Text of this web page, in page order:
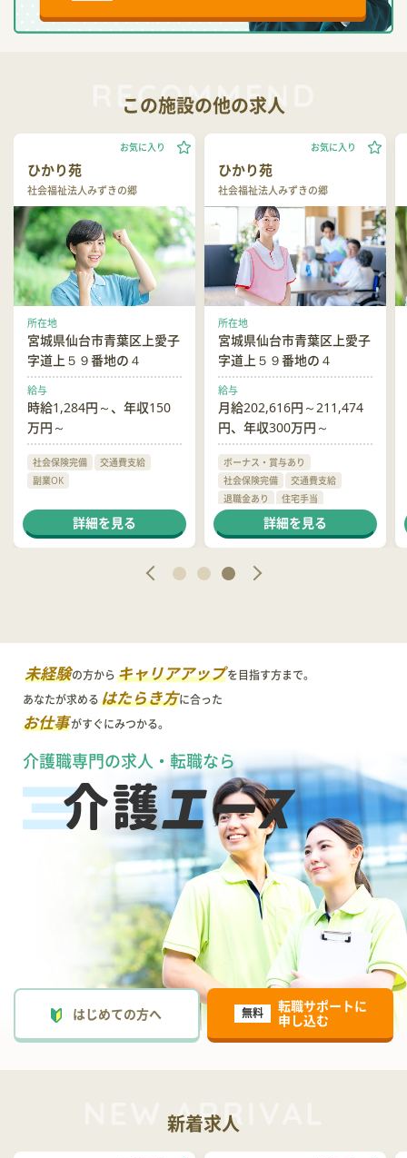
この施設の他の求人
ひかり苑
社会福祉法人みずきの郷
お気に入り
所在地
宮城県仙台市青葉区上愛子
字道上５９番地の４
給与
時給1,284円～、年収150
万円～
社会保険完備
交通費支給
副業OK
詳細を見る
ひかり苑
社会福祉法人みずきの郷
お気に入り
所在地
宮城県仙台市青葉区上愛子
字道上５９番地の４
給与
月給202,616円～211,474
円、年収300万円～
ボーナス・賞与あり
社会保険完備
交通費支給
退職金あり
住宅手当
詳細を見る
未経験の方からキャリアアップを目指す方まで。
あなたが求めるはたらき方に合った
お仕事がすぐにみつかる。
介護職専門の求人・転職なら
はじめての方へ 無料
転職サポートに
申し込む
新着求人